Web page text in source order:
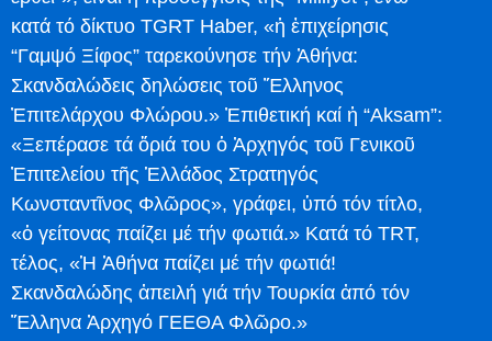
κατά τό δίκτυο TGRT Haber, «ἡ ἐπιχείρησις
“Γαμψό Ξίφος” ταρεκούνησε τήν Ἀθήνα:
Σκανδαλώδεις δηλώσεις τοῦ Ἕλληνος
Ἐπιτελάρχου Φλώρου.» Ἐπιθετική καί ἡ “Aksam”:
«Ξεπέρασε τά ὅριά του ὁ Ἀρχηγός τοῦ Γενικοῦ
Ἐπιτελείου τῆς Ἑλλάδος Στρατηγός
Κωνσταντῖνος Φλῶρος», γράφει, ὑπό τόν τίτλο,
«ὁ γείτονας παίζει μέ τήν φωτιά.» Κατά τό TRT,
τέλος, «Ἡ Ἀθήνα παίζει μέ τήν φωτιά!
Σκανδαλώδης ἀπειλή γιά τήν Τουρκία ἀπό τόν
Ἕλληνα Ἀρχηγό ΓΕΕΘΑ Φλῶρο.»